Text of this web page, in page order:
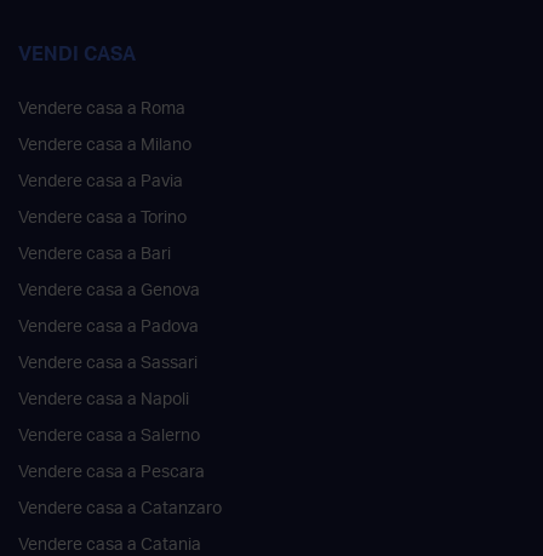
VENDI CASA
Vendere casa a Roma
Vendere casa a Milano
Vendere casa a Pavia
Vendere casa a Torino
Vendere casa a Bari
Vendere casa a Genova
Vendere casa a Padova
Vendere casa a Sassari
Vendere casa a Napoli
Vendere casa a Salerno
Vendere casa a Pescara
Vendere casa a Catanzaro
Vendere casa a Catania